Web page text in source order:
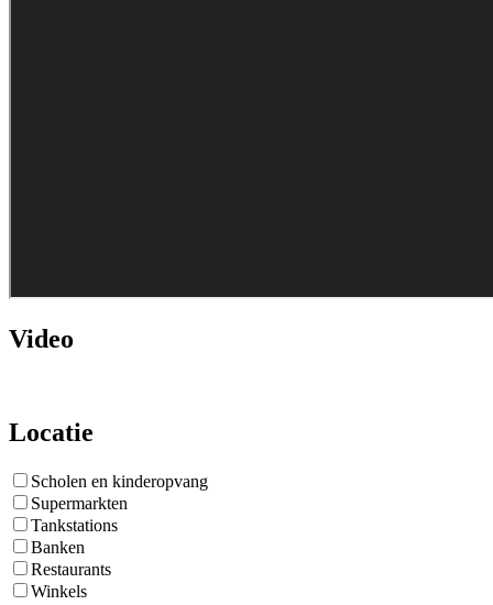
Video
Locatie
Scholen en kinderopvang
Supermarkten
Tankstations
Banken
Restaurants
Winkels